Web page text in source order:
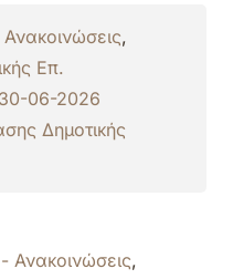
,
Επ.
06-2026
Δημοτικής
Ανακοινώσεις,